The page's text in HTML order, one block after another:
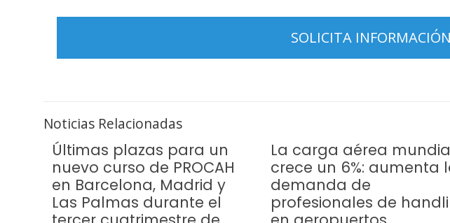
Noticias Relacionadas
Últimas plazas para un
nuevo curso de PROCAH
en Barcelona, Madrid y
Las Palmas durante el
La carga aérea
crece un 6%: aumenta
demanda de
profesionales de